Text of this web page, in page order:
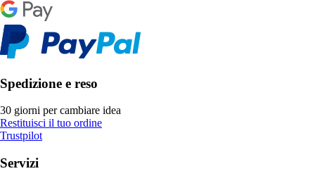
Spedizione e reso
30 giorni per cambiare idea
Restituisci il tuo ordine
Trustpilot
Servizi